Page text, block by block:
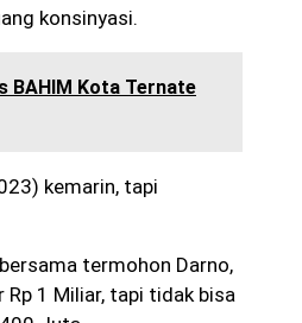
konsinyasi.
BAHIM Kota Ternate
kemarin, tapi
termohon Darno,
1 Miliar, tapi tidak bisa